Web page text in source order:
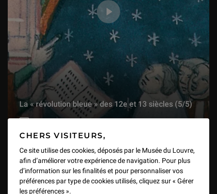
CHERS VISITEURS,
Ce site utilise des cookies, déposés par le Musée du Louvre,
afin d’améliorer votre expérience de navigation. Pour plus
d’information sur les finalités et pour personnaliser vos
préférences par type de cookies utilisés, cliquez sur « Gérer
les préférences ».
« La Vierge à l'Enfant » de Michel Colombe
1 h 07 min
« La maquette du complexe du Saint-Sépulcre de Jérusalem »
58 min
« Le reliquaire de la Sainte Couronne d’épines » de Viollet-le-Duc
57 min
« La Statue d'Ebih-Il »
54 min
L'Œuvre en scène : « Taharqa et Hémen : les hiéroglyphes en question »
La « révolution bleue » des 12e et 13 siècles (5/5)